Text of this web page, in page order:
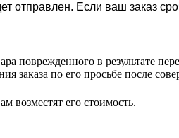
отправлен. Если ваш заказ
поврежденного в результате
заказа по его просьбе после
возместят его стоимость.